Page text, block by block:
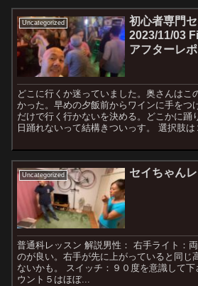
Uncategorized
初心者専門
2023/11/03
アフターレ
どこに行くか迷っていました。奥さんはこ
かった。早めの夕飯前からワインに手をつ
だけで行く行かないを決める。どこかに踊
日踊れないって結構きついっす。 選択肢は
Uncategorized セイちゃん
普通科レッスン 解説男性： 右手ライト：
のが良い。右手が先に上がっていると同じ
ないかも。 スイッチ：９０度を意識して
ウント５はほぼ...